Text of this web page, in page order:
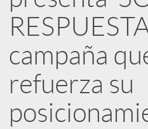
d
e
s
campaña
refuerza su